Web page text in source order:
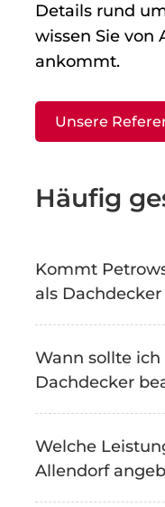
Details rund
wissen Sie von
ankommt.
Unsere
Häufig
Kommt
als
Wann sollte ich
Dachdecker
Welche
Allendorf